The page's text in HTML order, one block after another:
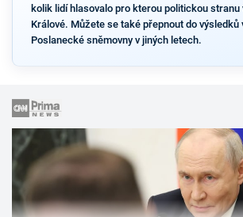
kolik lidí hlasovalo pro kterou politickou stranu
Králové. Můžete se také přepnout do výsledků
Poslanecké sněmovny v jiných letech.